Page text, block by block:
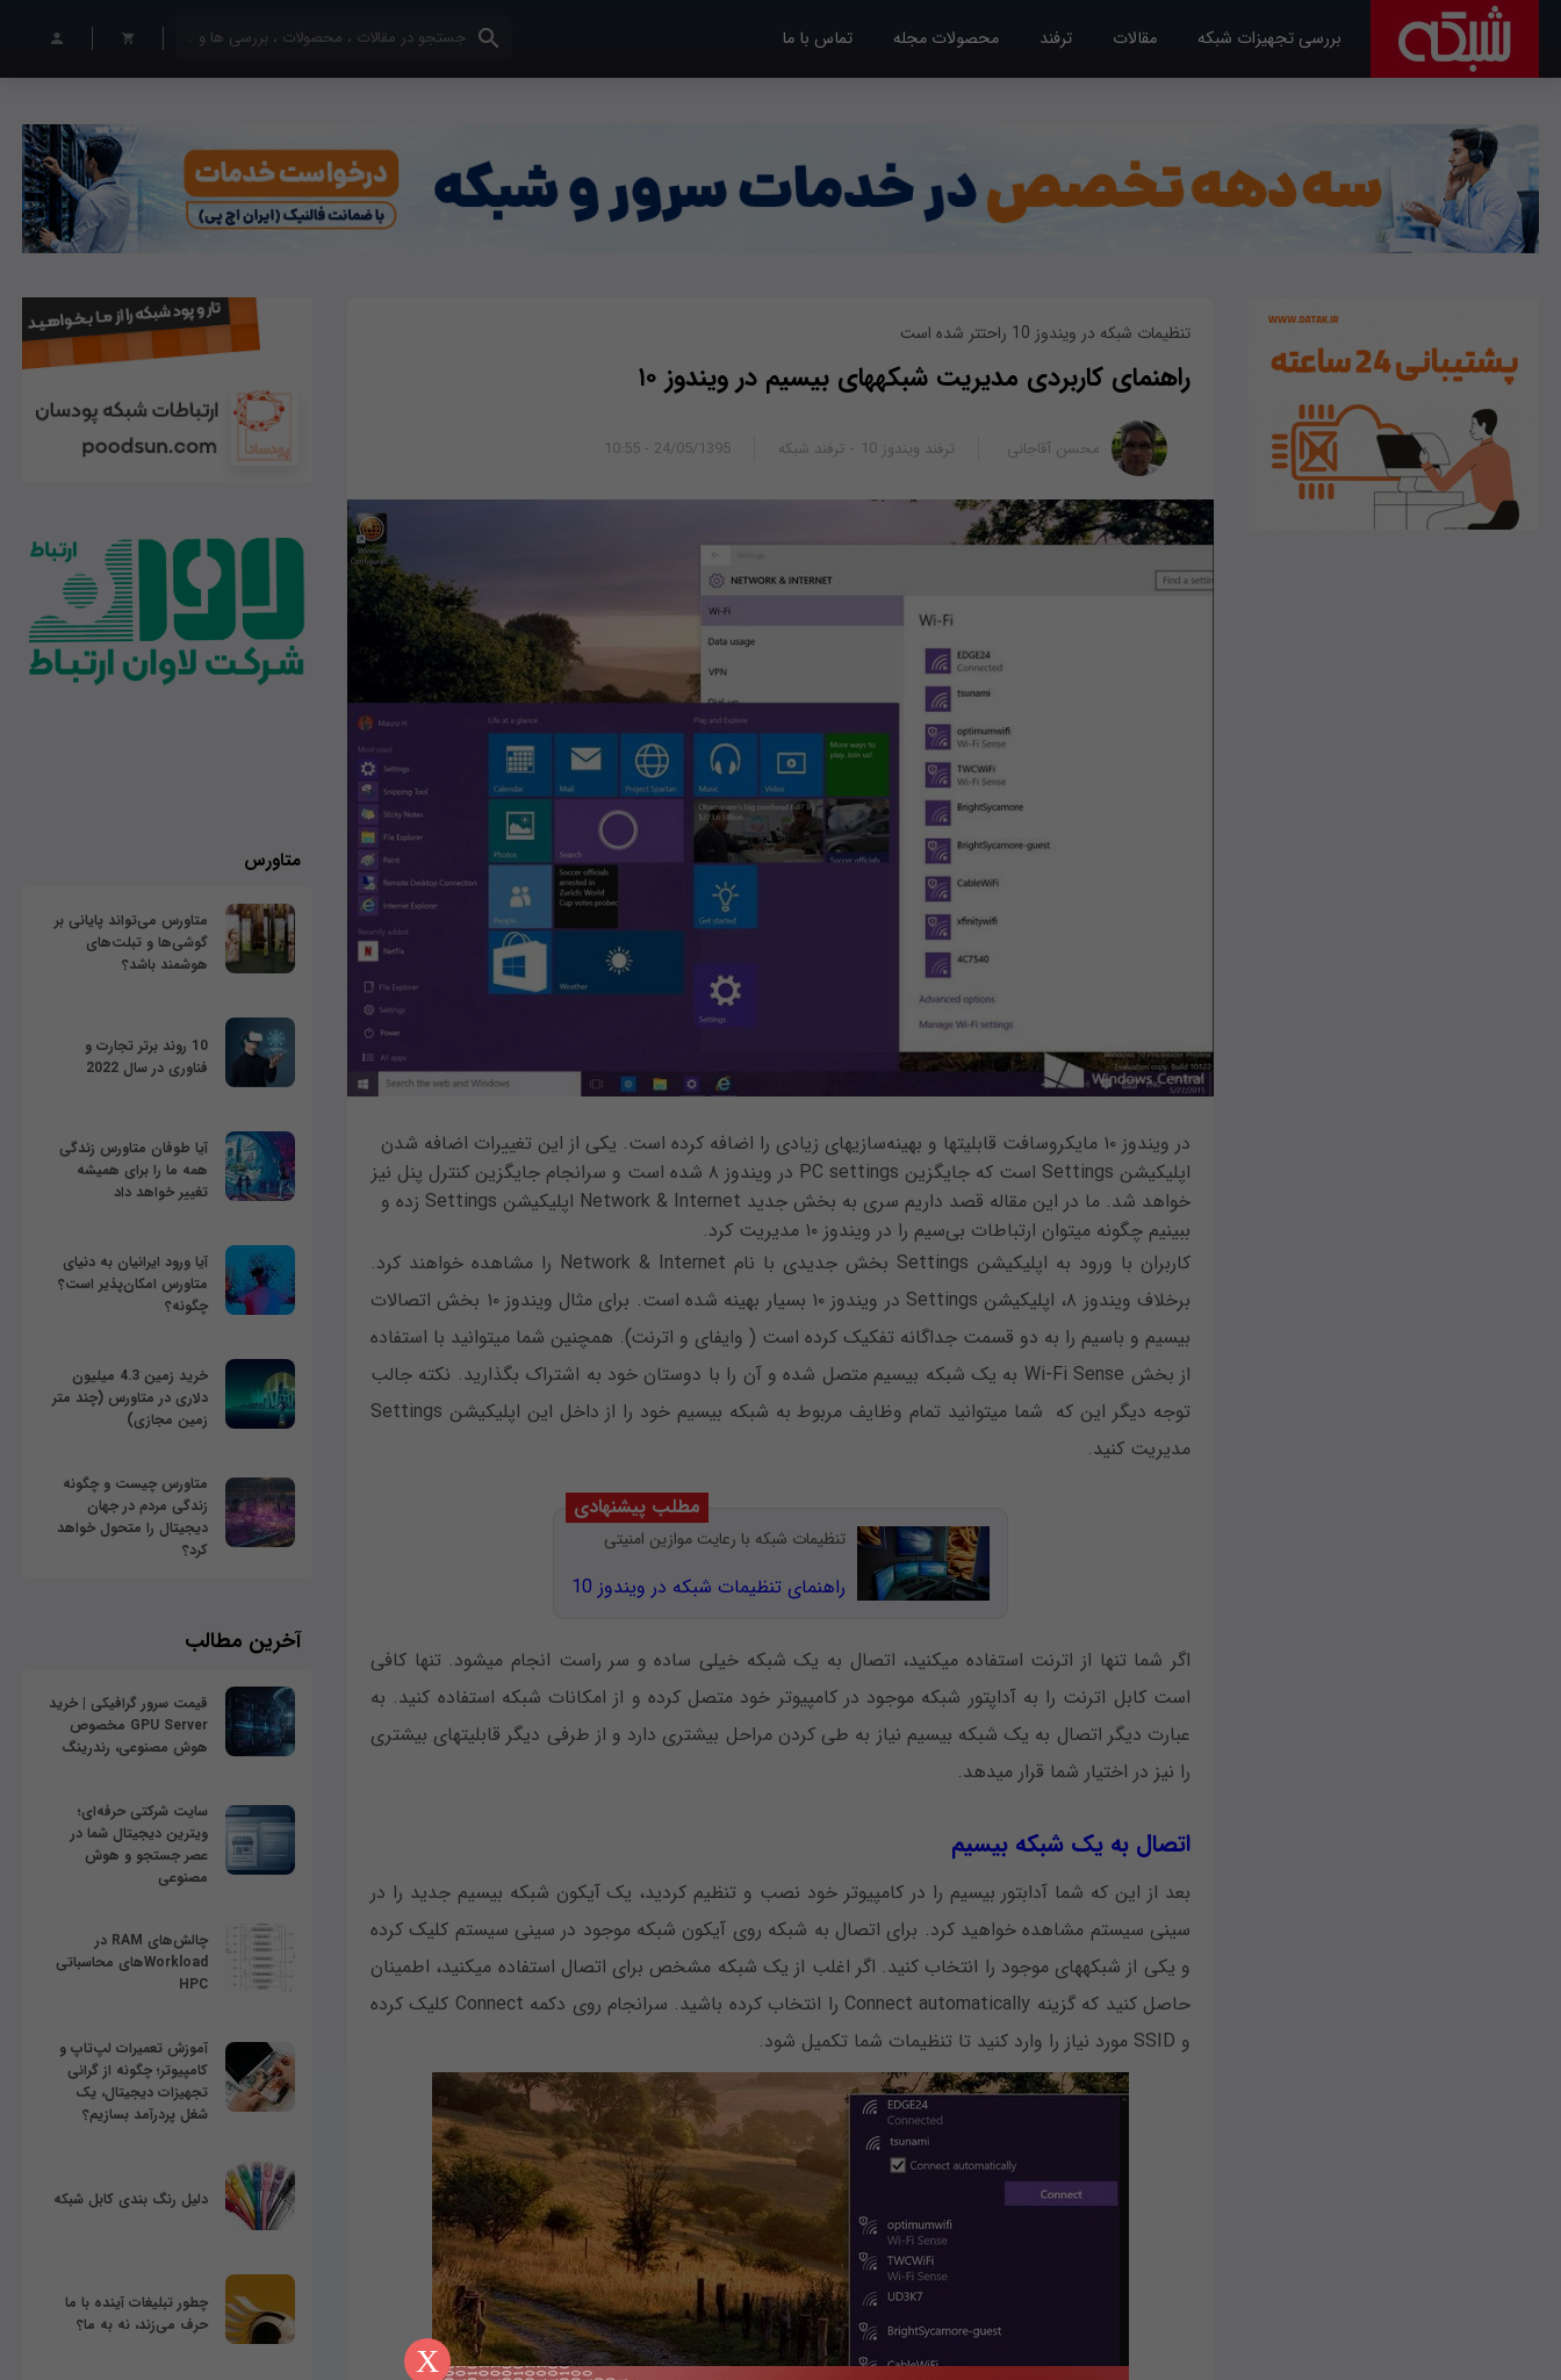
X
بررسی تجهیزات شبکه مقالات ترفند محصولات مجله تماس با ما کلمات کلیدی خود را وارد کنید
تنظیمات شبکه در ویندوز 10 راحت‎تر شده است
راهنمای کاربردی مدیریت شبکه‎های بی‎سیم در ویندوز ۱۰
24/05/1395 - 10:55 محسن آقاجانی ترفند ویندوز 10 ترفند شبکه
در ویندوز ۱۰ مایکروسافت قابلیت‎ها و بهینه‌سازی‎های زیادی را اضافه کرده است. یکی از این تغییرات اضافه شدن
اپلیکیشن Settings است که جایگزین PC settings در ویندوز ۸ شده است و سرانجام جایگزین کنترل پنل نیز
خواهد شد. ما در این مقاله قصد داریم سری به بخش جدید Network & Internet اپلیکیشن Settings زده و
ببینیم چگونه می‎توان ارتباطات بی‌سیم را در ویندوز ۱۰ مدیریت کرد.
کاربران با ورود به اپلیکیشن Settings بخش جدیدی با نام Network & Internet را مشاهده خواهند کرد.
برخلاف ویندوز ۸، اپلیکیشن Settings در ویندوز ۱۰ بسیار بهینه شده است. برای مثال ویندوز ۱۰ بخش اتصالات
بی‎سیم و باسیم را به دو قسمت جداگانه تفکیک کرده است ( وای‎فای و اترنت). همچنین شما می‎توانید با استفاده
از بخش Wi-Fi Sense به یک شبکه بی‎سیم متصل شده و آن را با دوستان خود به اشتراک بگذارید. نکته جالب
توجه دیگر این که شما می‎توانید تمام وظایف مربوط به شبکه بی‎سیم خود را از داخل این اپلیکیشن Settings
مدیریت کنید.
مطلب پیشنهادی
تنظیمات شبکه با رعایت موازین امنیتی
راهنمای تنظیمات شبکه در ویندوز 10
اگر شما تنها از اترنت استفاده می‎کنید، اتصال به یک شبکه خیلی ساده و سر راست انجام می‎شود. تنها کافی
است کابل اترنت را به آداپتور شبکه موجود در کامپیوتر خود متصل کرده و از امکانات شبکه استفاده کنید. به
عبارت دیگر اتصال به یک شبکه بی‎سیم نیاز به طی کردن مراحل بیشتری دارد و از طرفی دیگر قابلیت‎های بیشتری
را نیز در اختیار شما قرار می‎دهد.
اتصال به یک شبکه بی‎سیم
بعد از این که شما آدابتور بی‎سیم را در کامپیوتر خود نصب و تنظیم کردید، یک آیکون شبکه بی‎سیم جدید را در
سینی سیستم مشاهده خواهید کرد. برای اتصال به شبکه روی آیکون شبکه موجود در سینی سیستم کلیک کرده
و یکی از شبکه‎های موجود را انتخاب کنید. اگر اغلب از یک شبکه مشخص برای اتصال استفاده می‎کنید، اطمینان
حاصل کنید که گزینه Connect automatically را انتخاب کرده باشید. سرانجام روی دکمه Connect کلیک کرده
و SSID مورد نیاز را وارد کنید تا تنظیمات شما تکمیل شود.
متاورس
متاورس می‌تواند پایانی بر
گوشی‌ها و تبلت‌های
هوشمند باشد؟
10 روند برتر تجارت و
فناوری در سال 2022
آیا طوفان متاورس زندگی
همه ما را برای همیشه
تغییر خواهد داد
آیا ورود ایرانیان به دنیای
متاورس امکان‌پذیر است؟
چگونه؟
خرید زمین 4.3 میلیون
دلاری در متاورس (چند متر
زمین مجازی)
متاورس چیست و چگونه
زندگی مردم در جهان
دیجیتال را متحول خواهد
کرد؟
آخرین مطالب
قیمت سرور گرافیکی | خرید
GPU Server مخصوص
هوش مصنوعی، رندرینگ
سایت شرکتی حرفه‌ای؛
ویترین دیجیتال شما در
عصر جستجو و هوش
مصنوعی
چالش‌های RAM در
Workloadهای محاسباتی
HPC
آموزش تعمیرات لپ‌تاپ و
کامپیوتر؛ چگونه از گرانی
تجهیزات دیجیتال، یک
شغل پردرآمد بسازیم؟
دلیل رنگ بندی کابل شبکه
چطور تبلیغات آینده با ما
حرف می‌زند، نه به ما؟